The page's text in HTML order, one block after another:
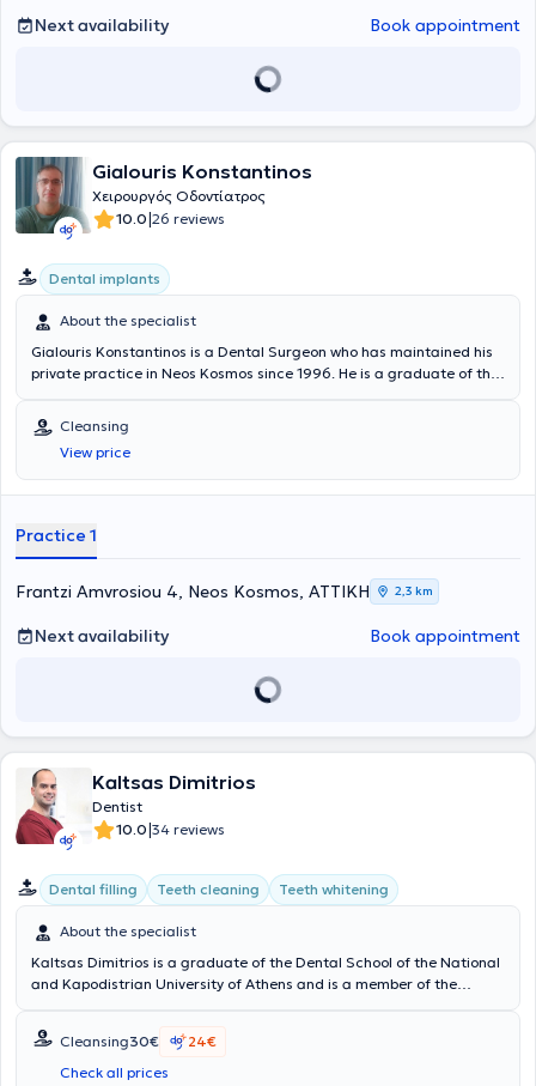
Next availability Book appointment
Gialouris Konstantinos
Χειρουργός Οδοντίατρος
10.0|26 reviews
Dental implants
About the specialist
Gialouris Konstantinos is a Dental Surgeon who has maintained his
private practice in Neos Kosmos since 1996. He is a graduate of the
In his private practice, he provides specialized services in a
comfortable and patient-friendly environment. He combines
extensive experience with excellent scientific knowledge, managing
a wide range of cases spanning the entire spectrum of dentistry, as
oral microsurgery.
Cleansing
View price
Practice 1
Frantzi Amvrosiou 4, Neos Kosmos, ΑΤΤΙΚΗ 2,3 km
Next availability Book appointment
Kaltsas Dimitrios
Dentist
10.0|34 reviews
Dental filling Teeth cleaning Teeth whitening
About the specialist
Kaltsas Dimitrios is a graduate of the Dental School of the National
and Kapodistrian University of Athens and is a member of the
a clinic in Athens before establishing his own clinic in Kallithea. Dr.
Kaltsas Dimitrios actively participates in numerous seminars and
conferences held in Greece and abroad. This ensures he remains at
Cleansing30€
24€
Check all prices